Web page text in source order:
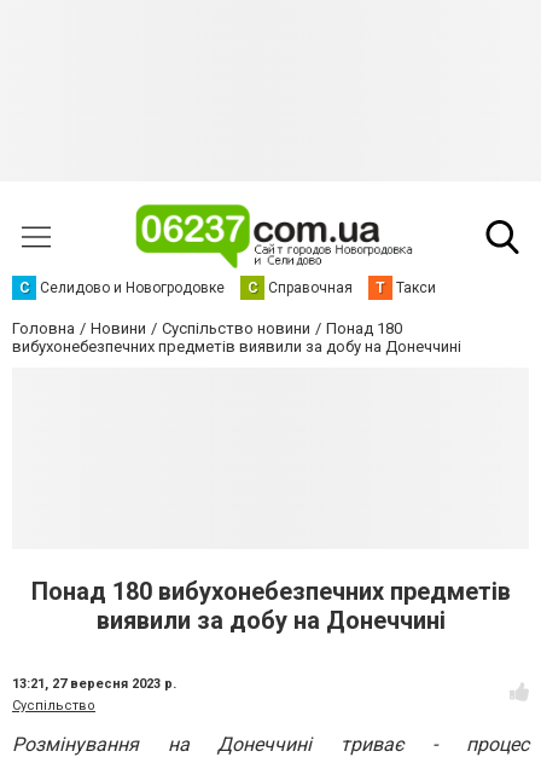
С Селидово и Новогродовке С Справочная Т Такси
Головна Новини Суспільство новини
Понад 180
вибухонебезпечних предметів виявили за добу на Донеччині
Понад 180 вибухонебезпечних предметів
виявили за добу на Донеччині
13:21, 27 вересня 2023 р.
Суспільство
Розмінування на Донеччині триває - процес